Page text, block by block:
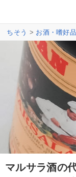
ちそう > お酒・嗜好品
マルサラ酒の